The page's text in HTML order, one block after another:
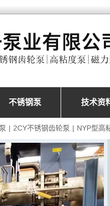
不锈钢泵 技术资
| 2CY不锈钢齿轮泵 | NYP型高